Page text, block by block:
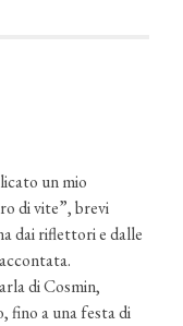
un mio
di vite”, brevi
dai riflettori e dalle
di Cosmin,
fino a una festa di